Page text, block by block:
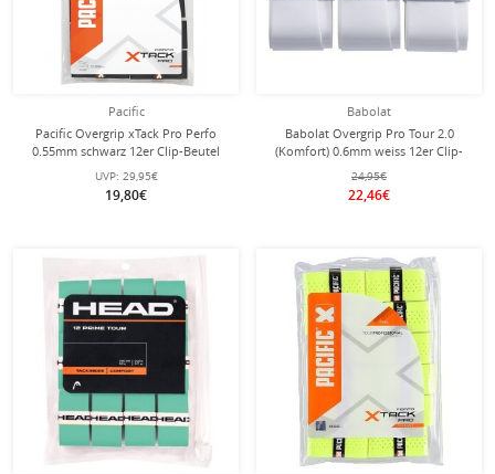
Pacific
Pacific Overgrip xTack Pro Perfo
0.55mm schwarz 12er Clip-Beutel
UVP: 29,95€
19,80€
Babolat
Babolat Overgrip Pro Tour 2.0
(Komfort) 0.6mm weiss 12er Clip-
Beutel
24,95€
22,46€